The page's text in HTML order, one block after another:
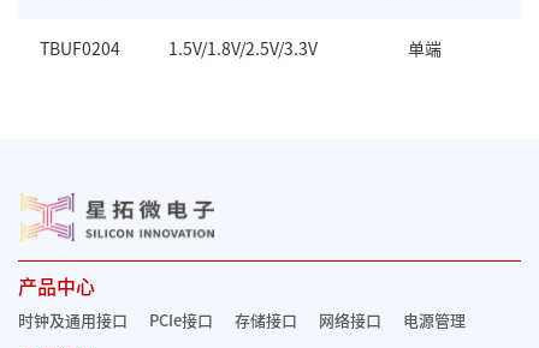
TBUF0204 1.5V/1.8V/2.5V/3.3V 单端
产品中心
时钟及通用接口 PCIe接口 存储接口 网络接口 电源管理